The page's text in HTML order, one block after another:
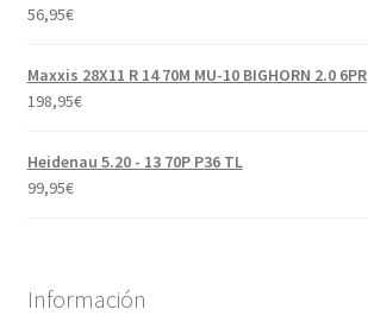
56,95€
Maxxis 28X11 R 14 70M MU-10 BIGHORN 2.0 6PR
198,95€
Heidenau 5.20 - 13 70P P36 TL
99,95€
Información